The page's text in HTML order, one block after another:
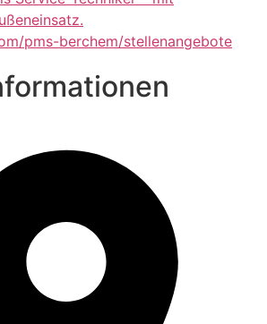
pms-berchem/stellenangebote